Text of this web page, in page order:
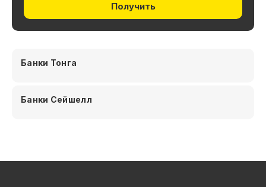
Получить
Банки Тонга
Банки Сейшелл